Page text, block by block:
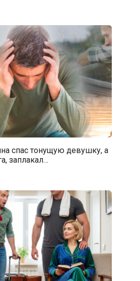
спас тонущую девушку, а
заплакал…